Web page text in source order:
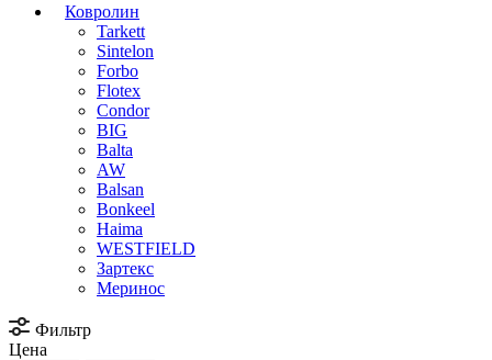
Ковролин
Tarkett
Sintelon
Forbo
Flotex
Condor
BIG
Balta
AW
Balsan
Bonkeel
Haima
WESTFIELD
Зартекс
Меринос
Фильтр
Цена